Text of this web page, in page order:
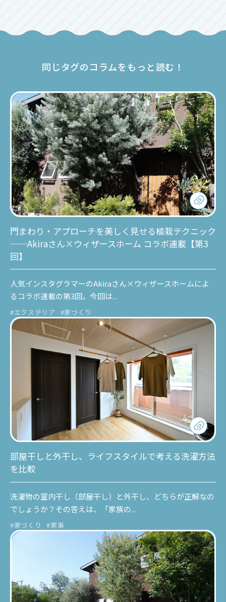
同じタグのコラムをもっと読む！
門まわり・アプローチを美しく見せる植栽テクニック
──Akiraさん×ウィザースホーム コラボ連載【第3
回】
人気インスタグラマーのAkiraさん×ウィザースホームによ
るコラボ連載の第3回。今回は...
#エクステリア #家づくり
部屋干しと外干し、ライフスタイルで考える洗濯方法
を比較
洗濯物の室内干し（部屋干し）と外干し、どちらが正解なの
でしょうか？その答えは、「家族の...
#家づくり #家事